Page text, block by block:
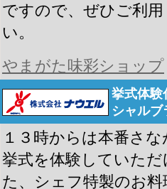
ですので、ぜひご利
い。
やまがた味彩ショップ
挙式体験
シャルブ
１３時からは本番さ
挙式を体験していた
た、シェフ特製のお